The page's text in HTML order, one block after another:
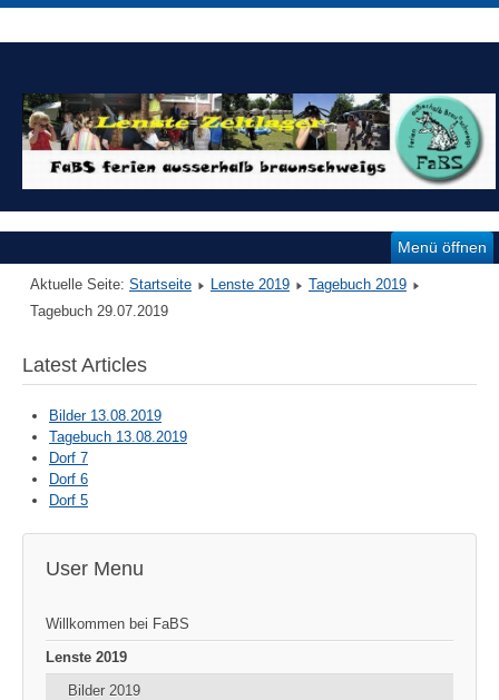
Menü öffnen
Aktuelle Seite: Startseite Lenste 2019
Tagebuch 2019
Tagebuch 29.07.2019
Latest Articles
Bilder 13.08.2019
Tagebuch 13.08.2019
Dorf 7
Dorf 6
Dorf 5
User Menu
Willkommen bei FaBS
Lenste 2019
Bilder 2019